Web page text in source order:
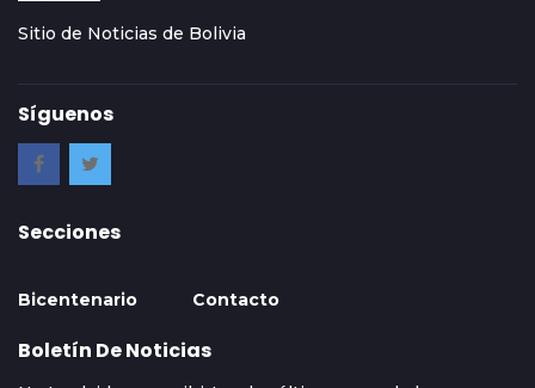
Sitio de Noticias de Bolivia
Síguenos
Secciones
Bicentenario Contacto
Boletín De Noticias